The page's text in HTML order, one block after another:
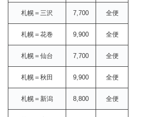
札幌＝三沢 7,700 全便
札幌＝花巻 9,900 全便
札幌＝仙台 7,700 全便
札幌＝秋田 9,900 全便
札幌＝新潟 8,800 全便